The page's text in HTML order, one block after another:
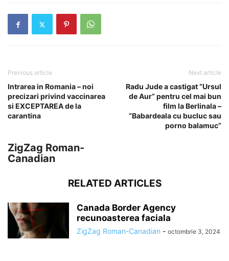
Previous article
Intrarea in Romania – noi
precizari privind vaccinarea
si EXCEPTAREA de la
carantina
Next article
Radu Jude a castigat “Ursul
de Aur” pentru cel mai bun
film la Berlinala –
“Babardeala cu bucluc sau
porno balamuc”
ZigZag Roman-
Canadian
RELATED ARTICLES
Canada Border Agency
recunoasterea faciala
ZigZag Roman-Canadian - octombrie 3, 2024